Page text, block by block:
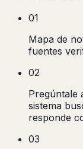
01
Mapa de
fuentes
02
Pregúntale
sistema
responde
03